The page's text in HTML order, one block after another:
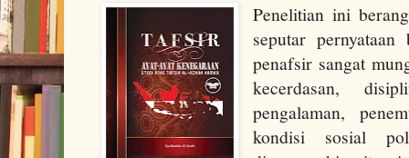
Penelitian ini
seputar pernyataan
penafsir sangat
kecerdasan,
pengalaman,
kondisi sosial